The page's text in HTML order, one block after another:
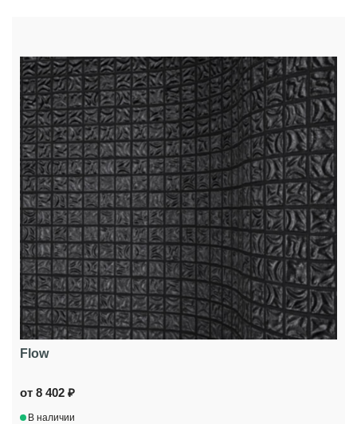
Flow
от 8 402 ₽
В наличии